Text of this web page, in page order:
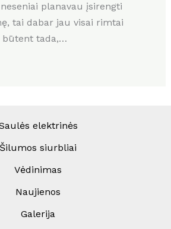
planavau įsirengti
tai dabar jau visai rimtai
būtent tada,…
elektrinės
Šilumos siurbliai
Vėdinimas
Naujienos
Galerija